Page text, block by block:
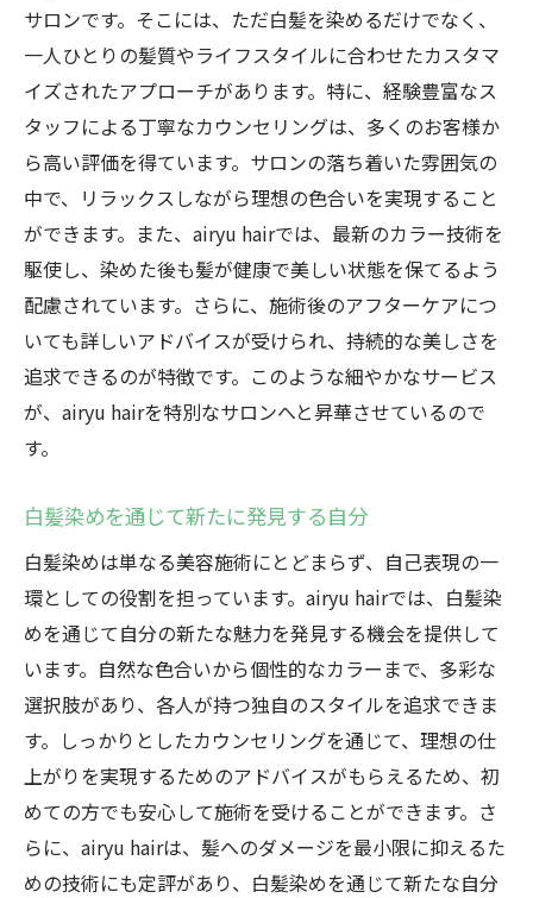
サロンです。そこには、ただ白髪を染めるだけでなく、
一人ひとりの髪質やライフスタイルに合わせたカスタマ
イズされたアプローチがあります。特に、経験豊富なス
タッフによる丁寧なカウンセリングは、多くのお客様か
ら高い評価を得ています。サロンの落ち着いた雰囲気の
中で、リラックスしながら理想の色合いを実現すること
ができます。また、airyu hairでは、最新のカラー技術を
駆使し、染めた後も髪が健康で美しい状態を保てるよう
配慮されています。さらに、施術後のアフターケアにつ
いても詳しいアドバイスが受けられ、持続的な美しさを
追求できるのが特徴です。このような細やかなサービス
が、airyu hairを特別なサロンへと昇華させているので
す。
白髪染めを通じて新たに発見する自分
白髪染めは単なる美容施術にとどまらず、自己表現の一
環としての役割を担っています。airyu hairでは、白髪染
めを通じて自分の新たな魅力を発見する機会を提供して
います。自然な色合いから個性的なカラーまで、多彩な
選択肢があり、各人が持つ独自のスタイルを追求できま
す。しっかりとしたカウンセリングを通じて、理想の仕
上がりを実現するためのアドバイスがもらえるため、初
めての方でも安心して施術を受けることができます。さ
らに、airyu hairは、髪へのダメージを最小限に抑えるた
めの技術にも定評があり、白髪染めを通じて新たな自分